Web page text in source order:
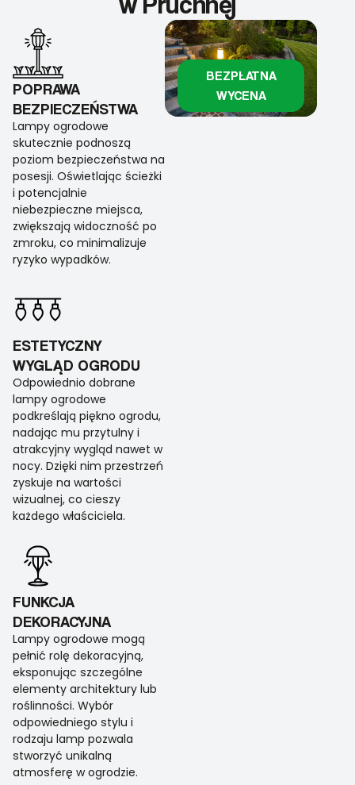
POPRAWA
BEZPIECZEŃSTWA
Lampy ogrodowe
skutecznie podnoszą
poziom bezpieczeństwa na
posesji. Oświetlając ścieżki
i potencjalnie
niebezpieczne miejsca,
zwiększają widoczność po
zmroku, co minimalizuje
ryzyko wypadków.
ESTETYCZNY
WYGLĄD OGRODU
Odpowiednio dobrane
lampy ogrodowe
podkreślają piękno ogrodu,
nadając mu przytulny i
atrakcyjny wygląd nawet w
nocy. Dzięki nim przestrzeń
zyskuje na wartości
wizualnej, co cieszy
każdego właściciela.
FUNKCJA
DEKORACYJNA
Lampy ogrodowe mogą
pełnić rolę dekoracyjną,
eksponując szczególne
elementy architektury lub
roślinności. Wybór
odpowiedniego stylu i
rodzaju lamp pozwala
stworzyć unikalną
atmosferę w ogrodzie.
BEZPŁATNA
WYCENA